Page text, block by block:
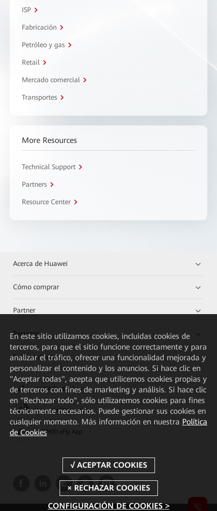
ISP
Fabricación
Petróleo y gas
Retail
Mercado comercial
Transportes
More Resources
Technical Support
Partners
Resource Center
Acerca de Huawei
Cómo comprar
Partner
Recursos
Enlaces directos
HUAWEI eKit App
Huawei HiKnow App
HUAWEI eFly App
En este sitio utilizamos cookies, incluidas cookies de
terceros, para que el sitio funcione correctamente y para
analizar el tráfico, ofrecer una funcionalidad mejorada y
personalizar el contenido y los anuncios. Si hace clic en
"Aceptar todas", acepta que utilicemos cookies propias y
de terceros con fines de marketing y análisis. Si hace clic
en "Rechazar todo", sólo utilizaremos cookies para fines
técnicamente necesarios. Puede gestionar sus cookies en
cualquier momento. Más información en nuestra Política
de Cookies
CONFIGURACIÓN DE COOKIES >